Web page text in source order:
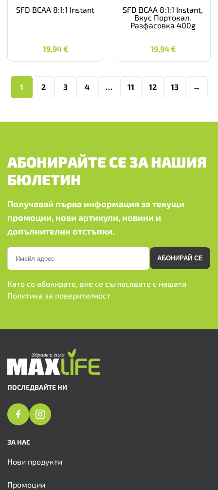
SFD BCAA 8:1:1 Instant
19,94€
19,94
SFD BCAA 8:1:1 Instant,
Вкус Портокал,
Разфасовка 400g
19,94€
19,94
1 2 3 4 … 11 12 13 →
АБОНИРАЙТЕ СЕ ЗА НАШИЯ
БЮЛЕТИН
Получавай първа информация за текущи
промоции, нови артикули, новини и
допълнителни отстъпки.
АБОНИРАЙ СЕ
Като се абонирате, вие се съгласявате с нашата
Политика за поверителност
ПОСЛЕДВАЙТЕ НИ
ЗА НАС
Нови продукти
Промоции